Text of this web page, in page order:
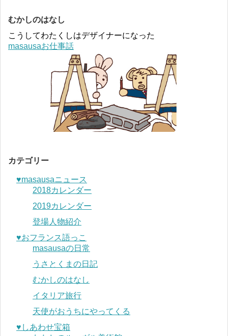
むかしのはなし
こうしてわたくしはデザイナーになった
masausaお仕事話
カテゴリー
♥︎masausaニュース
2018カレンダー
2019カレンダー
登場人物紹介
♥︎おフランス語っこ
masausaの日常
うさとくまの日記
むかしのはなし
イタリア旅行
天使がおうちにやってくる
♥︎しあわせ宝箱